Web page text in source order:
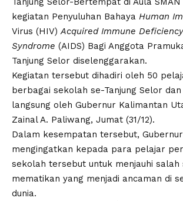
kegiatan Penyuluhan Bahaya Human
Virus (HIV)Acquired Immune Deficiency
Syndrome (AIDS) Bagi Anggota
Tanjung Selor diselenggarakan.
Kegiatan tersebut dihadiri oleh 50
berbagai sekolah se-Tanjung Selor
langsung oleh Gubernur Kalimantan
Zainal A. Paliwang, Jumat (31/12).
Dalam kesempatan tersebut,
mengingatkan kepada para pelajar
sekolah tersebut untuk menjauhi salah
mematikan yang menjadi ancaman di
dunia.